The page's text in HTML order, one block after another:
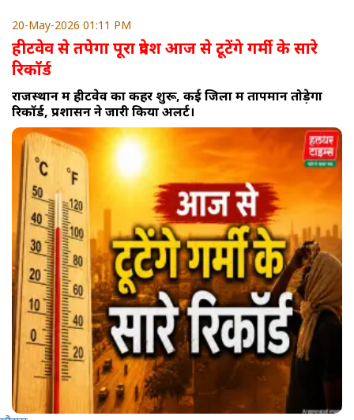
20-May-2026 01:11 PM
हीटवेव से तपेगा पूरा प्रदेश आज से टूटेंगे गर्मी के सारे
रिकॉर्ड
राजस्थान में हीटवेव का कहर शुरू, कई जिलों में तापमान तोड़ेगा
रिकॉर्ड, प्रशासन ने जारी किया अलर्ट।